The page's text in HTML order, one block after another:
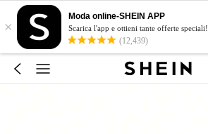
×
Moda online-SHEIN APP
Scarica l'app e ottieni tante offerte speciali!
(12,439)